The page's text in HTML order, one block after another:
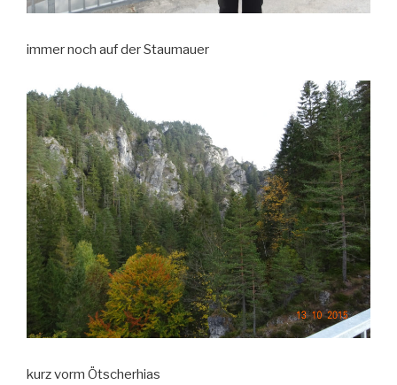
immer noch auf der Staumauer
kurz vorm Ötscherhias